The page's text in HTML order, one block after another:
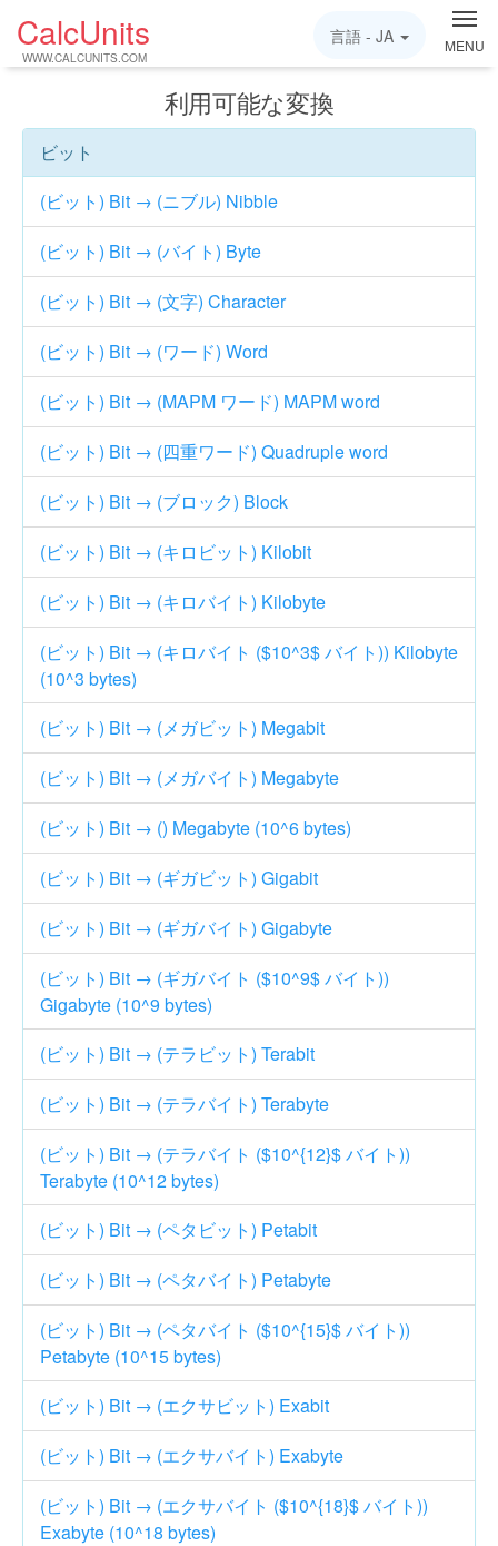
CalcUnits
WWW.CALCUNITS.COM
MENU
言語 - JA
利用可能な変換
ビット
(ビット) Bit → (ニブル) Nibble
(ビット) Bit → (バイト) Byte
(ビット) Bit → (文字) Character
(ビット) Bit → (ワード) Word
(ビット) Bit → (MAPM ワード) MAPM word
(ビット) Bit → (四重ワード) Quadruple word
(ビット) Bit → (ブロック) Block
(ビット) Bit → (キロビット) Kilobit
(ビット) Bit → (キロバイト) Kilobyte
(ビット) Bit → (キロバイト ($10^3$ バイト)) Kilobyte
(10^3 bytes)
(ビット) Bit → (メガビット) Megabit
(ビット) Bit → (メガバイト) Megabyte
(ビット) Bit → () Megabyte (10^6 bytes)
(ビット) Bit → (ギガビット) Gigabit
(ビット) Bit → (ギガバイト) Gigabyte
(ビット) Bit → (ギガバイト ($10^9$ バイト))
Gigabyte (10^9 bytes)
(ビット) Bit → (テラビット) Terabit
(ビット) Bit → (テラバイト) Terabyte
(ビット) Bit → (テラバイト ($10^{12}$ バイト))
Terabyte (10^12 bytes)
(ビット) Bit → (ペタビット) Petabit
(ビット) Bit → (ペタバイト) Petabyte
(ビット) Bit → (ペタバイト ($10^{15}$ バイト))
Petabyte (10^15 bytes)
(ビット) Bit → (エクサビット) Exabit
(ビット) Bit → (エクサバイト) Exabyte
(ビット) Bit → (エクサバイト ($10^{18}$ バイト))
Exabyte (10^18 bytes)